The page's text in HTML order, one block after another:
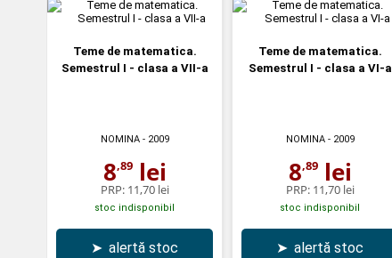
Teme de matematica.
Semestrul I - clasa a VII-a
NOMINA- 2009
8,89lei
PRP: 11,70 lei
stoc indisponibil
➤ alertă stoc
Teme de matematica.
Semestrul I - clasa a VI-a
NOMINA- 2009
8,89lei
PRP: 11,70 lei
stoc indisponibil
➤ alertă stoc